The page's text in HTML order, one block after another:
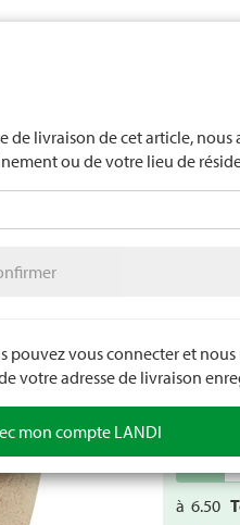
LANDI
Pot
Convient
Numéro
remove
à 6.50
livraison de cet article, nous
ou de votre lieu de
pouvez vous connecter et
votre adresse de livraison
mon compte LANDI
jeunes de moins de 16 ans.